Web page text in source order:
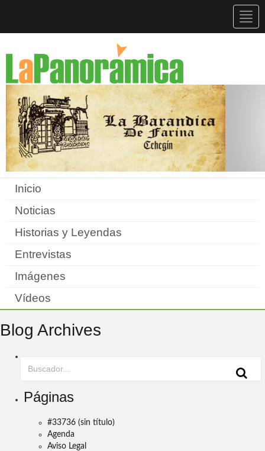
Inicio
Noticias
Historias y Leyendas
Entrevistas
Imágenes
Vídeos
Blog Archives
Páginas
#33736 (sin título)
Agenda
Aviso Legal